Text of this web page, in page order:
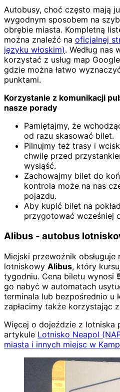
Autobusy, choć często mają
wygodnym sposobem na
obrębie miasta. Kompletną
można znaleźć na oficjalnej
języku włoskim). Według nas
korzystać z usług map
gdzie można łatwo
punktami.
Korzystanie z komunikacji
nasze porady
Pamiętajmy, że
od razu skasować bilet.
Pilnujmy też trasy i
chwilę przed
wysiąść.
Zachowajmy bilet do
kontrola może na nas
pojazdu.
Aby kupić bilet na
przygotować wcześniej
Alibus - autobus
Miejski przewoźnik obsługuje
lotniskowy Alibus, który
tygodniu. Cena biletu wynosi
go nabyć w automatach
terminala lub bezpośrednio u
zapłacimy także korzystając
Więcej o dojeździe z lotniska
artykule Lotnisko Neapol
miasta i innych miejsc w